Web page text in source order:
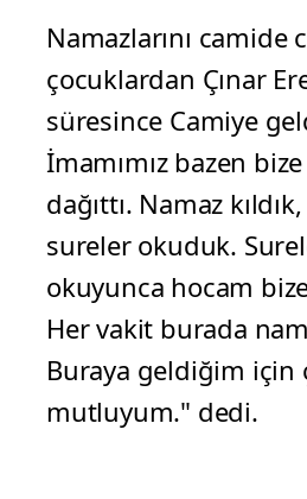
Namazlarını camide
çocuklardan Çınar
süresince Camiye
İmamımız bazen
dağıttı. Namaz
sureler okuduk.
okuyunca hocam
Her vakit burada
Buraya geldiğim için
mutluyum." dedi.